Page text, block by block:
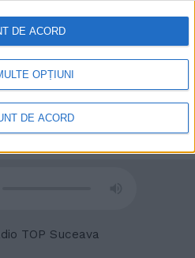
moment, revenind la acest site
din partea de jos a
OPȚIUNI
DE ACORD
DE ACORD
TOP Suceava